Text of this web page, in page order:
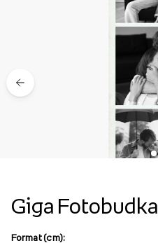
Giga Fotobudka
Format (cm):